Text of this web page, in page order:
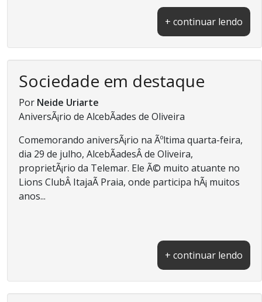
+ continuar lendo
Sociedade em destaque
Por Neide Uriarte
AniversÃ¡rio de AlcebÃ­ades de Oliveira
Comemorando aniversÃ¡rio na Ãºltima quarta-feira,
dia 29 de julho, AlcebÃ­adesÂ de Oliveira,
proprietÃ¡rio da Telemar. Ele Ã© muito atuante no
Lions ClubÂ ItajaÃ­ Praia, onde participa hÃ¡ muitos
anos...
+ continuar lendo